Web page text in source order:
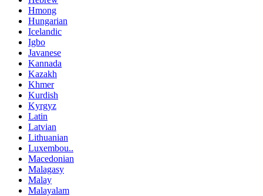
Hmong
Hungarian
Icelandic
Igbo
Javanese
Kannada
Kazakh
Khmer
Kurdish
Kyrgyz
Latin
Latvian
Lithuanian
Luxembou..
Macedonian
Malagasy
Malay
Malayalam